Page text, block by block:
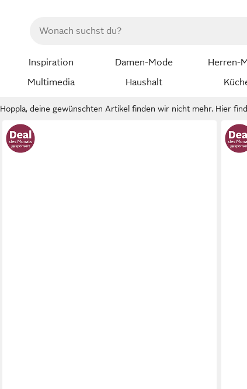
Inspiration Damen-Mode Herren-
Multimedia
Haushalt
Hoppla, deine gewünschten Artikel finden wir nicht mehr. Hier